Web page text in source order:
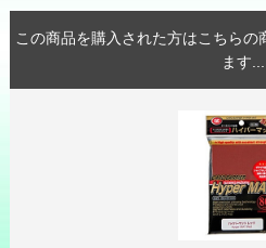
この商品を購入された方はこちら
ます...